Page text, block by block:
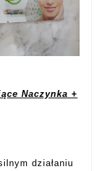
Naczynka +
działaniu